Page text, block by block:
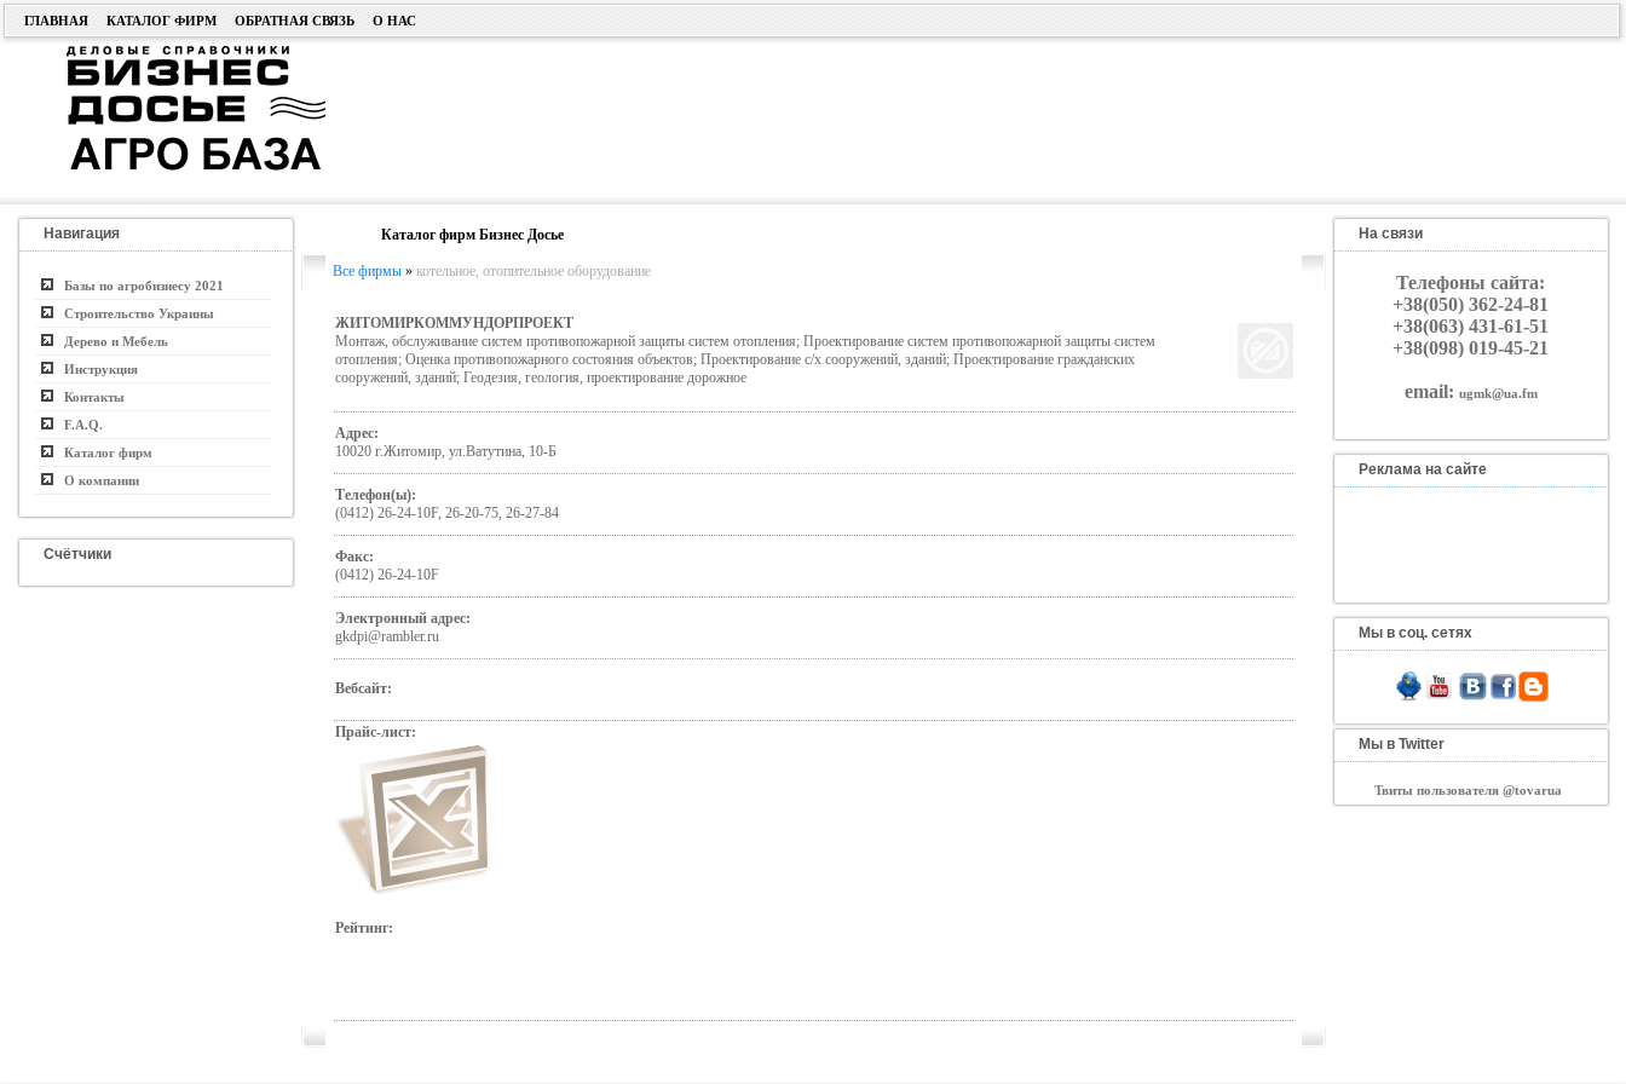
ГЛАВНАЯ КАТАЛОГ ФИРМ ОБРАТНАЯ СВЯЗЬ О НАС
Навигация
Базы по агробизнесу 2021
Строительство Украины
Дерево и Мебель
Инструкция
Контакты
F.A.Q.
Каталог фирм
О компании
Счётчики
Каталог фирм Бизнес Досье
Все фирмы» котельное, отопительное оборудование
ЖИТОМИРКОММУНДОРПРОЕКТ
Монтаж, обслуживание систем противопожарной защиты систем отопления; Проектирование систем противопожарной защиты систем
отопления; Оценка противопожарного состояния объектов; Проектирование с/х сооружений, зданий; Проектирование гражданских
сооружений, зданий; Геодезия, геология, проектирование дорожное
Адрес:
10020 г.Житомир, ул.Ватутина, 10-Б
Телефон(ы):
(0412) 26-24-10F, 26-20-75, 26-27-84
Факс:
(0412) 26-24-10F
Электронный адрес:
gkdpi@rambler.ru
Вебсайт:
Прайс-лист:
Рейтинг:
На связи
Телефоны сайта:
+38(050) 362-24-81
+38(063) 431-61-51
+38(098) 019-45-21
email: ugmk@ua.fm
Реклама на сайте
Мы в соц. сетях
Мы в Twitter
Твиты пользователя @tovarua